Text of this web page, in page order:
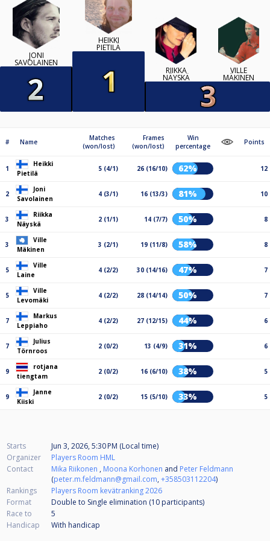
JONI
SAVOLAINEN
HEIKKI
PIETILÄ
RIIKKA
NÄYSKÄ
VILLE
MÄKINEN
# Name
Matches
(won/lost)
Frames
(won/lost)
Win
percentage
Points
1
Heikki
Pietilä
5 (4/1) 26 (16/10) 62% 12
2
Joni
Savolainen
4 (3/1) 16 (13/3) 81% 10
3
Riikka
Näyskä
2 (1/1) 14 (7/7) 50% 8
3
Ville
Mäkinen
3 (2/1) 19 (11/8) 58% 8
5
Ville
Laine
4 (2/2) 30 (14/16) 47% 7
5
Ville
Levomäki
4 (2/2) 28 (14/14) 50% 7
7
Markus
Leppiaho
4 (2/2) 27 (12/15) 44% 6
7
Julius
Törnroos
2 (0/2) 13 (4/9) 31% 6
9
rotjana
tiengtam
2 (0/2) 16 (6/10) 38% 5
9
Janne
Kiiski
2 (0/2) 15 (5/10) 33% 5
Starts
Jun 3, 2026, 5:30 PM (Local time)
Organizer
Players Room HML
Contact
Mika Riikonen , Moona Korhonen and Peter Feldmann
(peter.m.feldmann@gmail.com,+358503112204)
Rankings
Players Room kevätranking 2026
Format
Double to Single elimination (10 participants)
Race to
5
Handicap
With handicap